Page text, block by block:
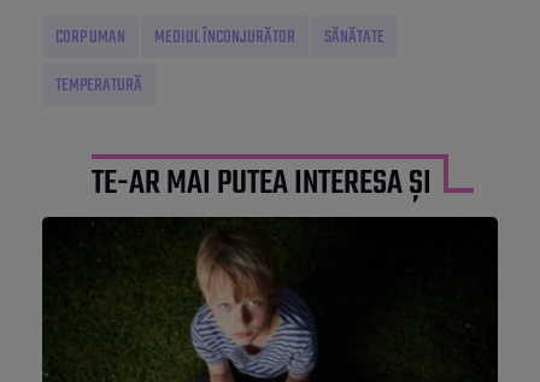
CORP UMAN MEDIUL ÎNCONJURĂTOR
SĂNĂTATE
TEMPERATURĂ
TE-AR MAI PUTEA INTERESA ȘI